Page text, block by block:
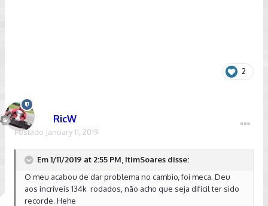
2
RicW
Postado January 11, 2019
Em 1/11/2019 at 2:55 PM, ItimSoares disse:
O meu acabou de dar problema no cambio, foi meca. Deu
aos incríveis 134k rodados, não acho que seja difícil ter sido
recorde. Hehe